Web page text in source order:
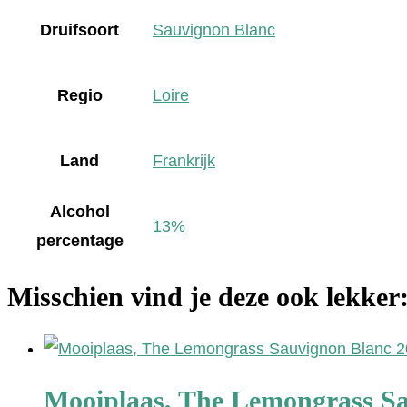
Druifsoort Sauvignon Blanc
Regio Loire
Land Frankrijk
Alcohol
percentage
13%
Misschien vind je deze ook lekker:
Mooiplaas, The Lemongrass